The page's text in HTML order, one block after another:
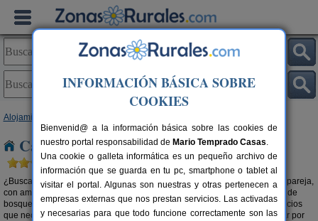
Alojamientos
Casas rurales en la montaña en Sevilla
¿Buscas unacasa rural en la montaña en Sevilla? Tanto si viajas con tu pareja,
con amigos o en familia, alquilar una casa rural en las alturas y rodeadas de
bosque es una experiencia única e inolvidable. Casas con todos los servicios
que necesitas y en mitad de un paraje de ensueño. También puedes optar por
INFORMACIÓN BÁSICA SOBRE
COOKIES
Bienvenid@ a la información básica sobre las cookies de
nuestro portal responsabilidad de Mario Temprado Casas.
Una cookie o galleta informática es un pequeño archivo de
información que se guarda en tu pc, smartphone o tablet al
visitar el portal. Algunas son nuestras y otras pertenecen a
empresas externas que nos prestan servicios. Las activadas
y necesarias para que todo funcione correctamente son las